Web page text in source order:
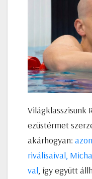
Világklasszisunk
ezüstérmet
akárhogyan:
riválisaival,
val, így együtt